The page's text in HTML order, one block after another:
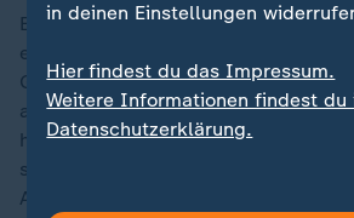
Eine weitere Anlageform bieten
erspart sich der Anleger Stück für
Gold, das beim Anbieter eingelagert
allem der langfristigen Anlage, geht
höheren Kosten einher. Bei allen drei
sollte man sich vorher gut
Anbieter setzen.
in deinen Einstellungen
Hier findest du das Impressum.
Weitere Informationen findest du
Datenschutzerklärung.